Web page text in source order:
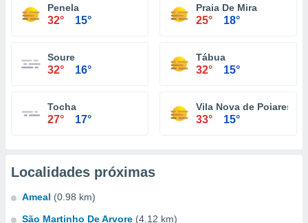
Penela
32° 15°
Praia De Mira
25° 18°
Soure
32° 16°
Tábua
32° 15°
Tocha
27° 17°
Vila Nova de Poiares
33° 15°
Localidades próximas
Ameal (0.98 km)
São Martinho De Arvore (4.12 km)